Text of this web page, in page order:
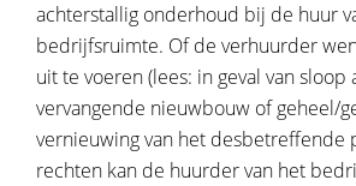
achterstallig onderhoud bij de huur
bedrijfsruimte. Of de verhuurder
uit te voeren (lees: in geval van sloop
vervangende nieuwbouw of geheel/
vernieuwing van het desbetreffende
rechten kan de huurder van het